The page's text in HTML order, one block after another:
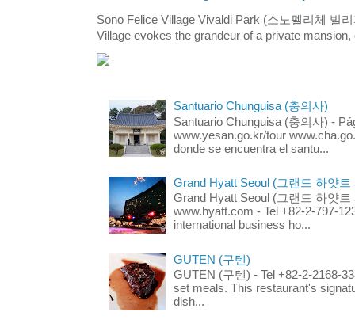
Sono Felice Village Vivaldi Park (소노펠리체 빌
Village evokes the grandeur of a private
Santuario Chunguisa (충의사)
Santuario Chunguisa (충의사) -
www.yesan.go.kr/tour
donde se encuentra el santu...
Grand Hyatt Seoul (그랜드 하얏트
Grand Hyatt Seoul (그랜드 하얏트
www.hyatt.com - Tel +82-2-797-
international business ho...
GUTEN (구텐)
GUTEN (구텐) - Tel +82-2-2168-
set meals. This restaurant's
dish...